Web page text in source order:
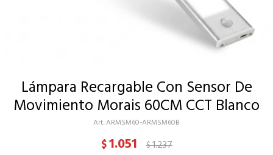
Lámpara Recargable Con Sensor De
Movimiento Morais 60CM CCT Blanco
ARMSM60-ARMSM60B
$1.051 $1.237